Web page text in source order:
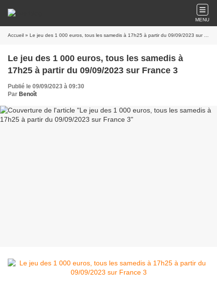
MENU
Accueil » Le jeu des 1 000 euros, tous les samedis à 17h25 à partir du 09/09/2023 sur France 3
Le jeu des 1 000 euros, tous les samedis à
17h25 à partir du 09/09/2023 sur France 3
Publié le 09/09/2023 à 09:30
Par Benoît